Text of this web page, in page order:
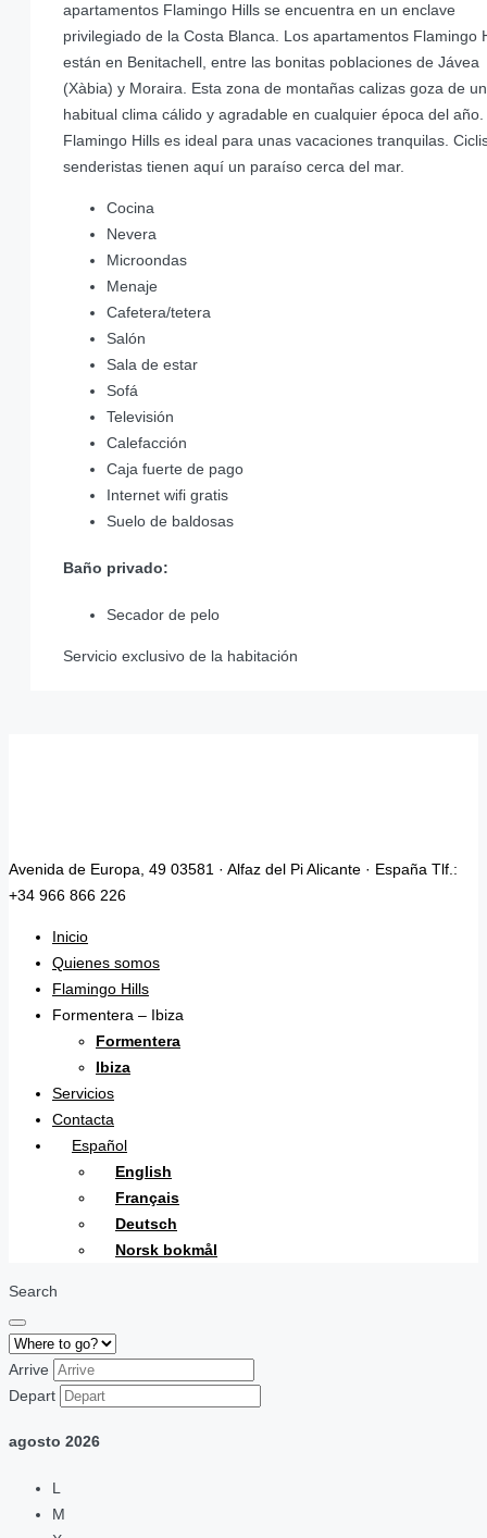
apartamentos Flamingo Hills se encuentra en un enclave
privilegiado de la Costa Blanca. Los apartamentos Flamingo
están en Benitachell, entre las bonitas poblaciones de Jávea
(Xàbia) y Moraira. Esta zona de montañas calizas goza de un
habitual clima cálido y agradable en cualquier época del año.
Flamingo Hills es ideal para unas vacaciones tranquilas.
senderistas tienen aquí un paraíso cerca del mar.
Cocina
Nevera
Microondas
Menaje
Cafetera/tetera
Salón
Sala de estar
Sofá
Televisión
Calefacción
Caja fuerte de pago
Internet wifi gratis
Suelo de baldosas
Baño privado:
Secador de pelo
Servicio exclusivo de la habitación
Avenida de Europa, 49 03581 · Alfaz del Pi Alicante · España Tlf.:
+34 966 866 226
Inicio
Quienes somos
Flamingo Hills
Formentera – Ibiza
Formentera
Ibiza
Servicios
Contacta
Español
English
Français
Deutsch
Norsk bokmål
Search
Arrive
Depart
agosto 2026
L
M